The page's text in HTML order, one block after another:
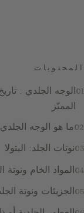
المحتويات
الوجه الجلدي :
المميّز
ما هو الوجه
نوتات الجلد: البتولا
المواد الخام ونوتة
الجزيئات ونوتة